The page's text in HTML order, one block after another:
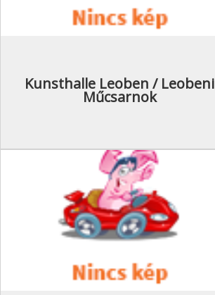
Kunsthalle Leoben / Leobeni
Műcsarnok